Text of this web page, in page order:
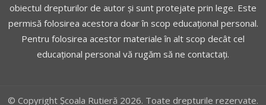
actualizat (Regulamentul codului rutier)
obiectul drepturilor de autor și sunt protejate prin lege. Este
permisă folosirea acestora doar în scop educațional personal.
Pentru folosirea acestor materiale în alt scop decât cel
educațional personal vă rugăm să ne contactați.
© Copyright Școala Rutieră 2026. Toate drepturile rezervate.